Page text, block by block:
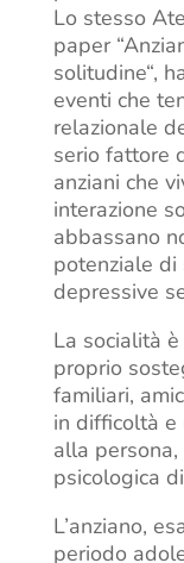
Lo stesso
paper
solitudine“,
eventi che
relazionale
serio fattore
anziani che
interazione
abbassano
potenziale
depressive
La socialità
proprio
familiari,
in difficoltà
alla
psicologica
L’anziano,
periodo